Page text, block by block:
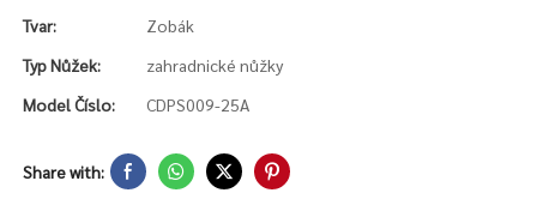
Tvar:
Zobák
Typ Nůžek:
zahradnické nůžky
Model Číslo:
CDPS009-25A
Share with: